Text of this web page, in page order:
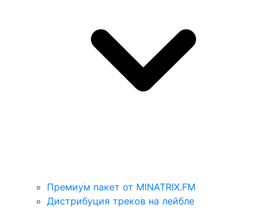
Премиум пакет от MINATRIX.FM
Дистрибуция треков на лейбле